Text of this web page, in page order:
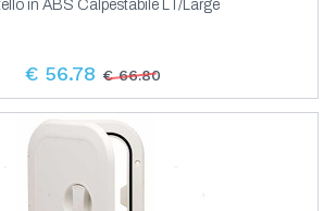
in ABS Calpestabile LT/Large
€ 56.78 € 66.80